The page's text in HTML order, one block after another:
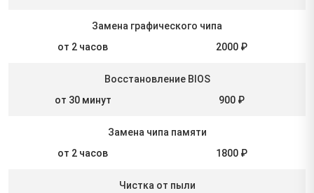
Замена графического чипа
от 2 часов
2000 ₽
Восстановление BIOS
от 30 минут
900 ₽
Замена чипа памяти
от 2 часов
1800 ₽
Чистка от пыли